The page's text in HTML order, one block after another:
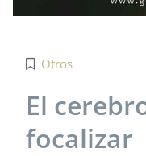
Otros
El
focalizar